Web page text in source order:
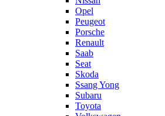
Opel
Peugeot
Porsche
Renault
Saab
Seat
Skoda
Ssang Yong
Subaru
Toyota